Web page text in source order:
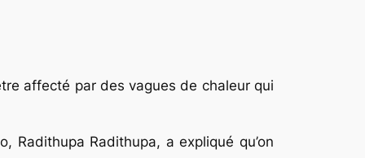
affecté par des vagues de chaleur qui
Radithupa, a expliqué qu’on